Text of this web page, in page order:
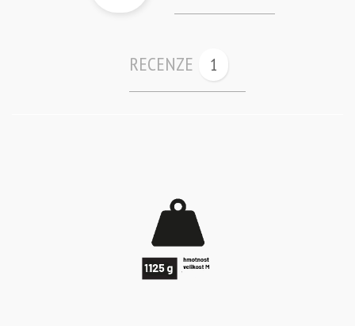
RECENZE 1